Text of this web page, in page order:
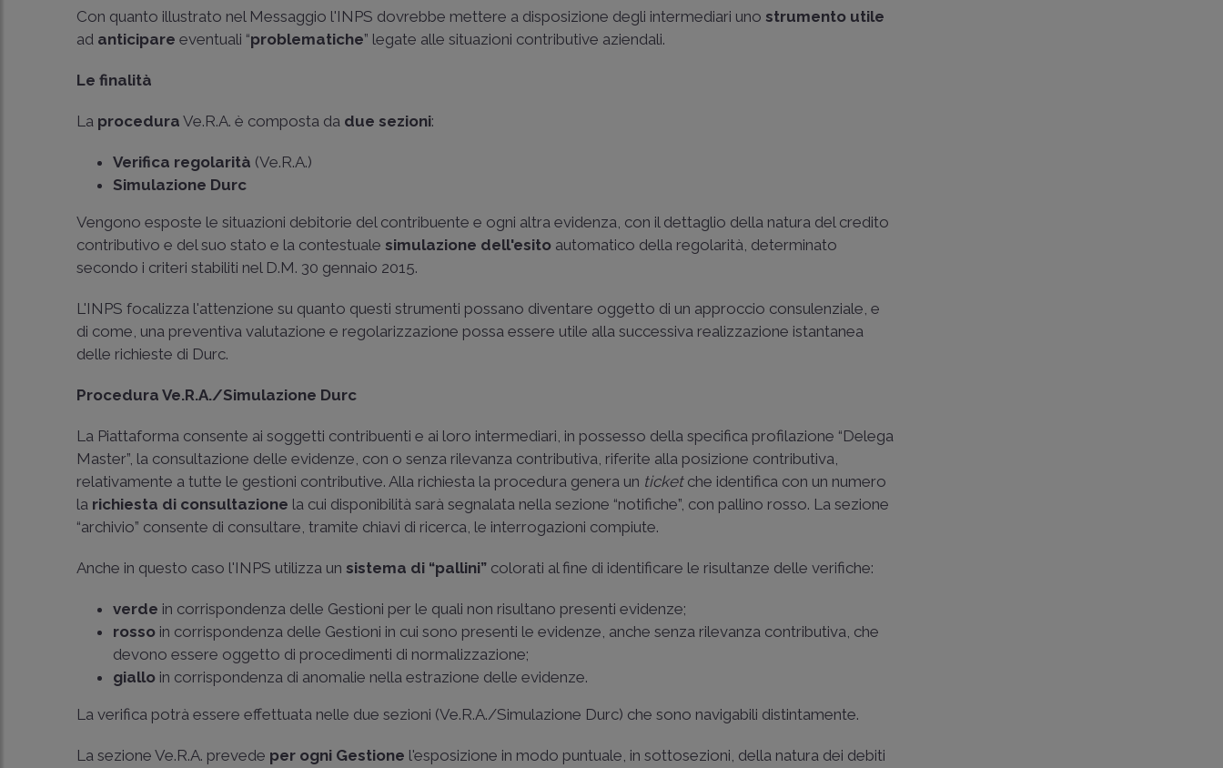
Con quanto illustrato nel Messaggio l'INPS dovrebbe mettere a disposizione degli intermediari uno strumento utile
ad anticipare eventuali “problematiche” legate alle situazioni contributive aziendali.
Le finalità
La procedura Ve.R.A. è composta da due sezioni:
Verifica regolarità (Ve.R.A.)
Simulazione Durc
Vengono esposte le situazioni debitorie del contribuente e ogni altra evidenza, con il dettaglio della natura del credito
contributivo e del suo stato e la contestuale simulazione dell'esito automatico della regolarità, determinato
secondo i criteri stabiliti nel D.M. 30 gennaio 2015.
L'INPS focalizza l'attenzione su quanto questi strumenti possano diventare oggetto di un approccio consulenziale, e
di come, una preventiva valutazione e regolarizzazione possa essere utile alla successiva realizzazione istantanea
delle richieste di Durc.
Procedura Ve.R.A./Simulazione Durc
La Piattaforma consente ai soggetti contribuenti e ai loro intermediari, in possesso della specifica profilazione “Delega
Master”, la consultazione delle evidenze, con o senza rilevanza contributiva, riferite alla posizione contributiva,
relativamente a tutte le gestioni contributive. Alla richiesta la procedura genera un ticket che identifica con un numero
la richiesta di consultazione la cui disponibilità sarà segnalata nella sezione “notifiche”, con pallino rosso. La sezione
“archivio” consente di consultare, tramite chiavi di ricerca, le interrogazioni compiute.
Anche in questo caso l'INPS utilizza un sistema di “pallini” colorati al fine di identificare le risultanze delle verifiche:
verde in corrispondenza delle Gestioni per le quali non risultano presenti evidenze;
rosso in corrispondenza delle Gestioni in cui sono presenti le evidenze, anche senza rilevanza contributiva, che
devono essere oggetto di procedimenti di normalizzazione;
giallo in corrispondenza di anomalie nella estrazione delle evidenze.
La verifica potrà essere effettuata nelle due sezioni (Ve.R.A./Simulazione Durc) che sono navigabili distintamente.
La sezione Ve.R.A. prevede per ogni Gestione l'esposizione in modo puntuale, in sottosezioni, della natura dei debiti